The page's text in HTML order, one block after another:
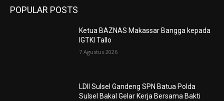
POPULAR POSTS
Ketua BAZNAS Makassar Bangga kepada
IGTKI Tallo
7 Agustus 2026
LDII Sulsel Gandeng SPN Batua Polda
Sulsel Bakal Gelar Kerja Bersama Bakti